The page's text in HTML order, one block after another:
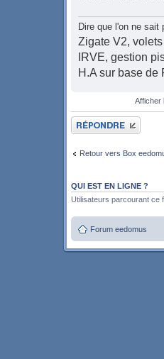
Dire que l'on ne sait
Zigate V2,
IRVE, gestion
H.A sur base de
Afficher
Publier une réponse
Retour vers Box
QUI EST EN LIGNE ?
Utilisateurs parcourant ce
Forum eedomus